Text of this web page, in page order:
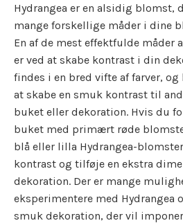
Hydrangea er en alsidig blomst,
mange forskellige måder i dine
En af de mest effektfulde måder
er ved at skabe kontrast i din
findes i en bred vifte af farver,
at skabe en smuk kontrast til
buket eller dekoration. Hvis du
buket med primært røde
blå eller lilla Hydrangea-
kontrast og tilføje en ekstra
dekoration. Der er mange
eksperimentere med Hydrangea
smuk dekoration, der vil